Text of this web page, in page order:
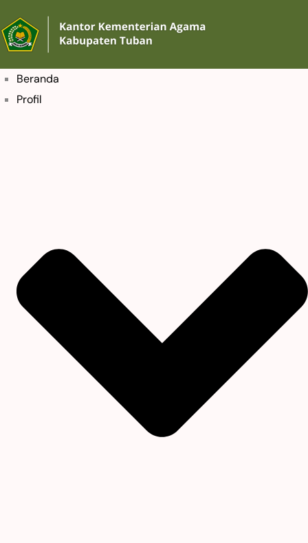
Beranda
Profil